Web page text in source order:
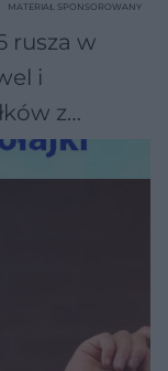
rusza w
i
z
MATERIAŁ SPONSOROWANY